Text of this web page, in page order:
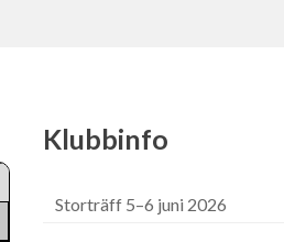
Klubbinfo
Storträff 5–6 juni 2026